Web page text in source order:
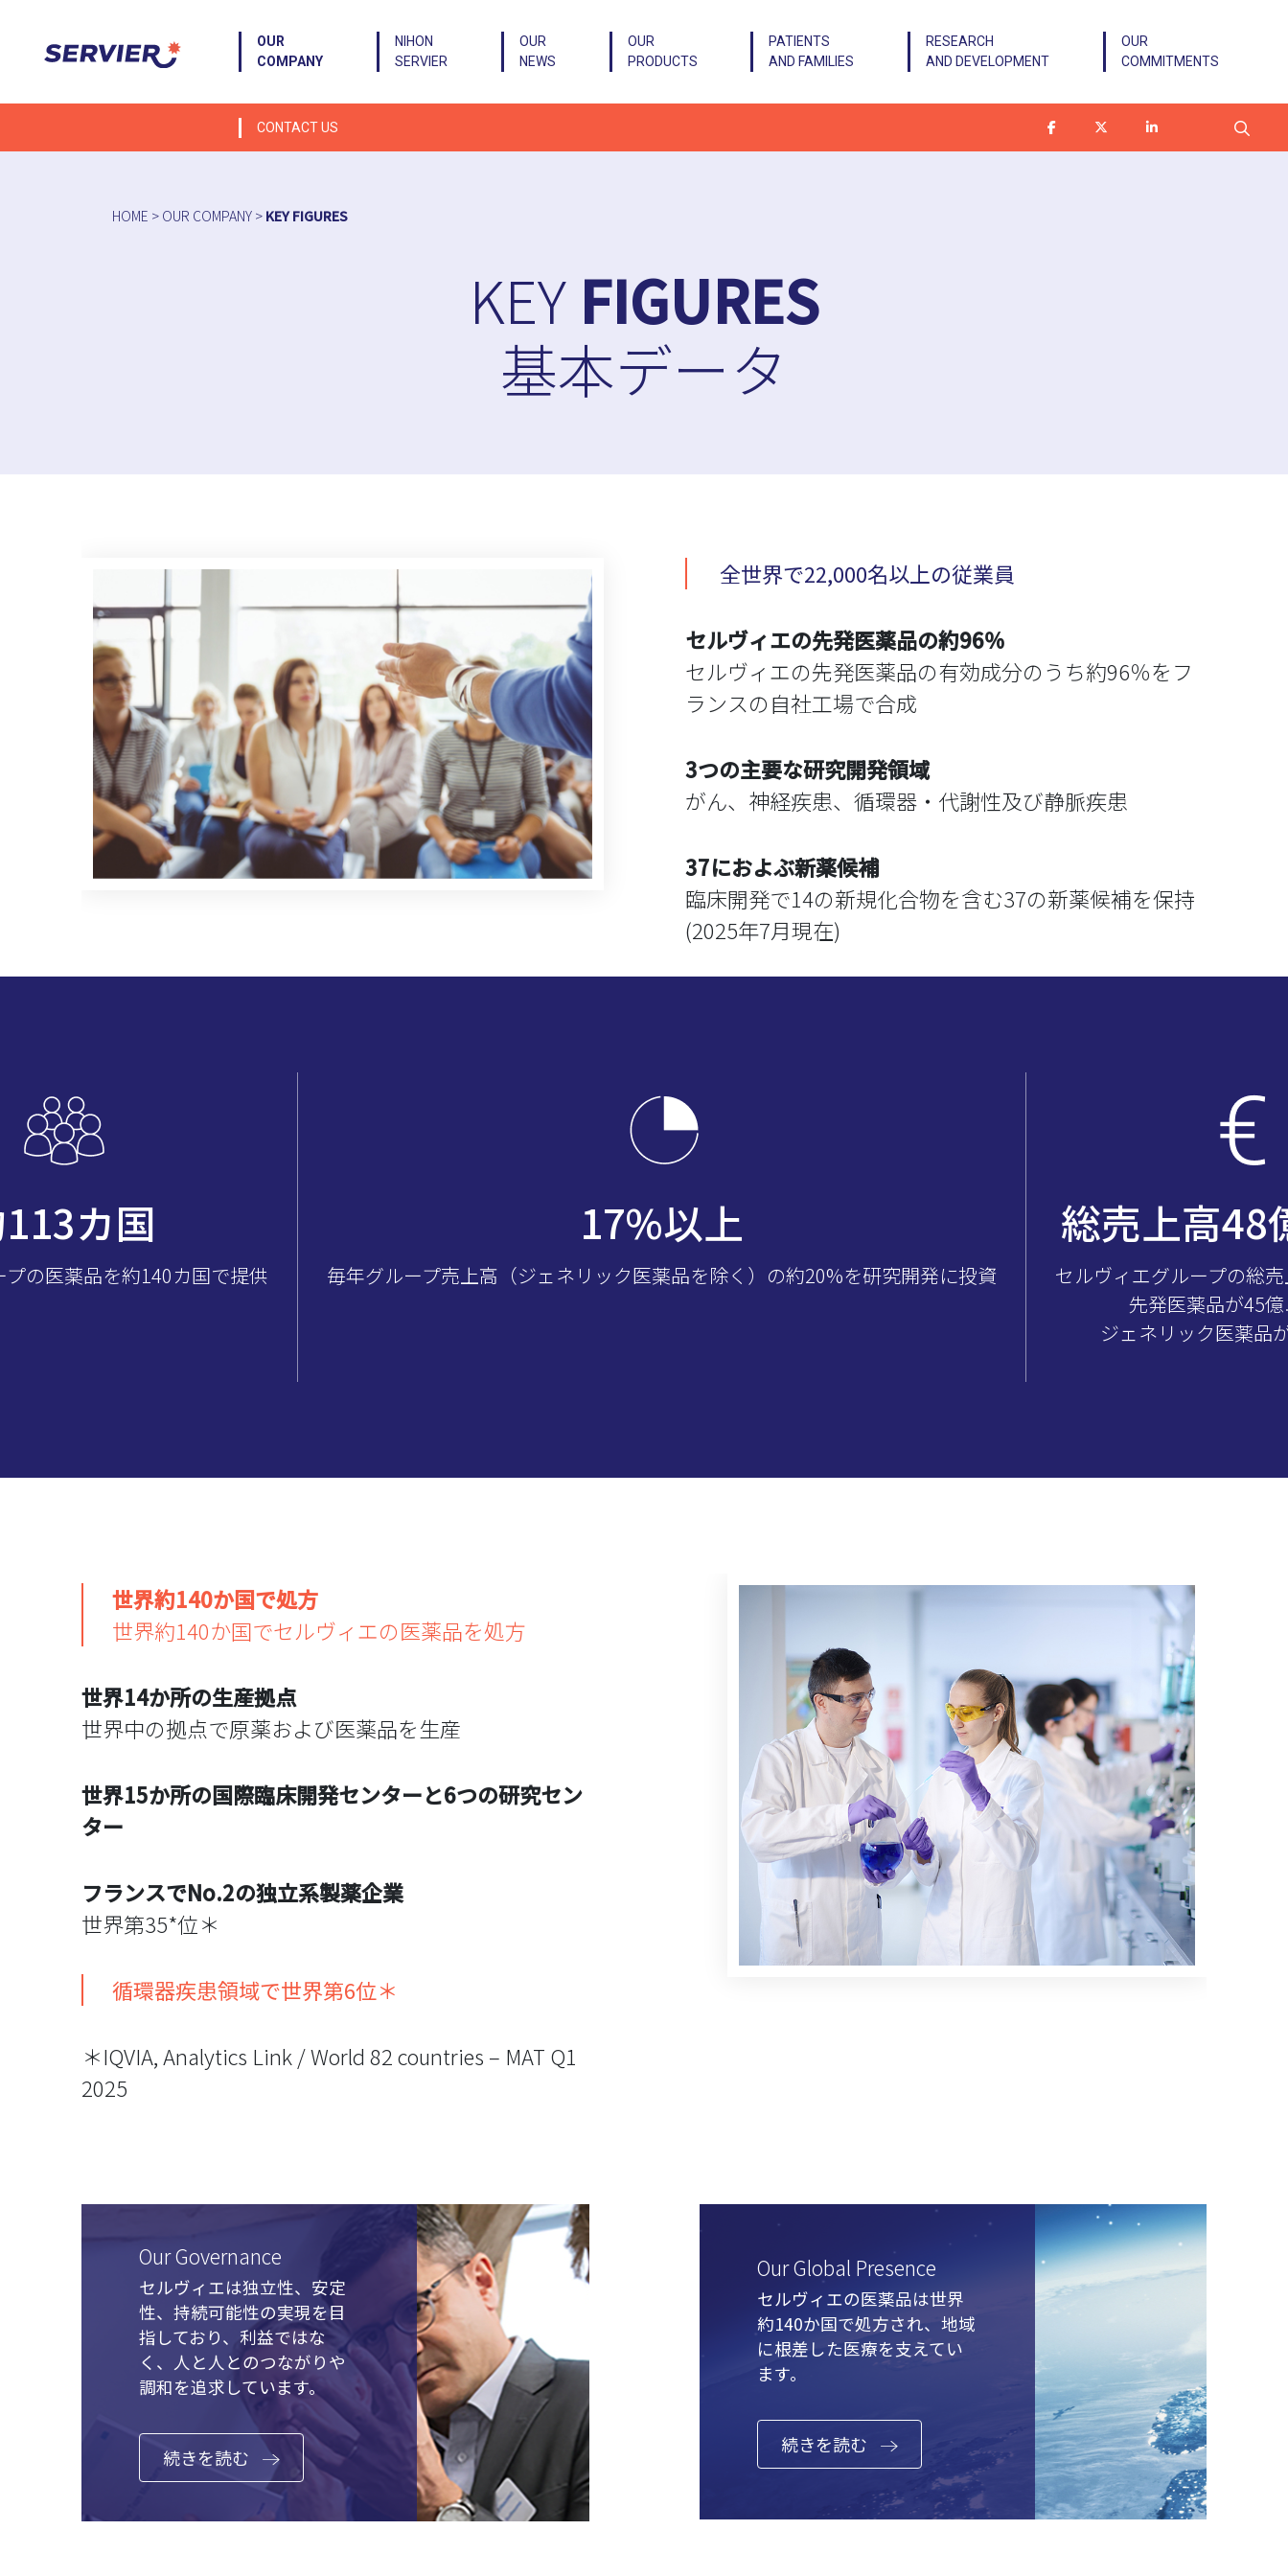
OUR
COMPANY
NIHON
SERVIER
OUR
NEWS
OUR
PRODUCTS
PATIENTS
AND FAMILIES
RESEARCH
AND DEVELOPMENT
OUR
COMMITMENTS
CONTACT US Search
HOME > OUR COMPANY > KEY FIGURES
KEY FIGURES
基本データ
全世界で22,000名以上の従業員
セルヴィエの先発医薬品の約96％
セルヴィエの先発医薬品の有効成分のうち約96％をフ
ランスの自社工場で合成
3つの主要な研究開発領域
がん、神経疾患、循環器・代謝性及び静脈疾患
37におよぶ新薬候補
臨床開発で14の新規化合物を含む37の新薬候補を保持
(2025年7月現在)
139カ国
の医薬品を約140カ国で提供
20%以上
毎年グループ売上高（ジェネリック医薬品を除く）の約20%を研究開発に投資
総売上高59
セルヴィエグループの総
先発医薬品が45
ジェネリック医薬品
世界約140か国で処方
世界約140か国でセルヴィエの医薬品を処方
世界14か所の生産拠点
世界中の拠点で原薬および医薬品を生産
世界15か所の国際臨床開発センターと6つの研究セン
ター
フランスでNo.2の独立系製薬企業
世界第35*位＊
循環器疾患領域で世界第6位＊
＊IQVIA, Analytics Link / World 82 countries – MAT Q1
2025
Our Governance
セルヴィエは独立性、安定
性、持続可能性の実現を目
指しており、利益ではな
く、人と人とのつながりや
調和を追求しています。
続きを読む
Our Global Presence
セルヴィエの医薬品は世界
約140か国で処方され、地域
に根差した医療を支えてい
ます。
続きを読む